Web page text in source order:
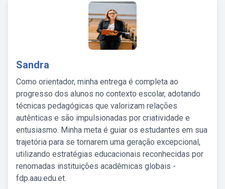
Sandra
Como orientador, minha entrega é completa ao
progresso dos alunos no contexto escolar, adotando
técnicas pedagógicas que valorizam relações
autênticas e são impulsionadas por criatividade e
entusiasmo. Minha meta é guiar os estudantes em sua
trajetória para se tornarem uma geração excepcional,
utilizando estratégias educacionais reconhecidas por
renomadas instituições acadêmicas globais -
fdp.aau.edu.et.